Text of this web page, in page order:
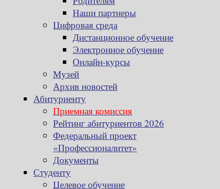
Наши партнеры
Цифровая среда
Дистанционное обучение
Электронное обучение
Онлайн-курсы
Музей
Архив новостей
Абитуриенту
Приемная комиссия
Рейтинг абитуриентов 2026
Федеральный проект
«Профессионалитет»
Документы
Студенту
Целевое обучение